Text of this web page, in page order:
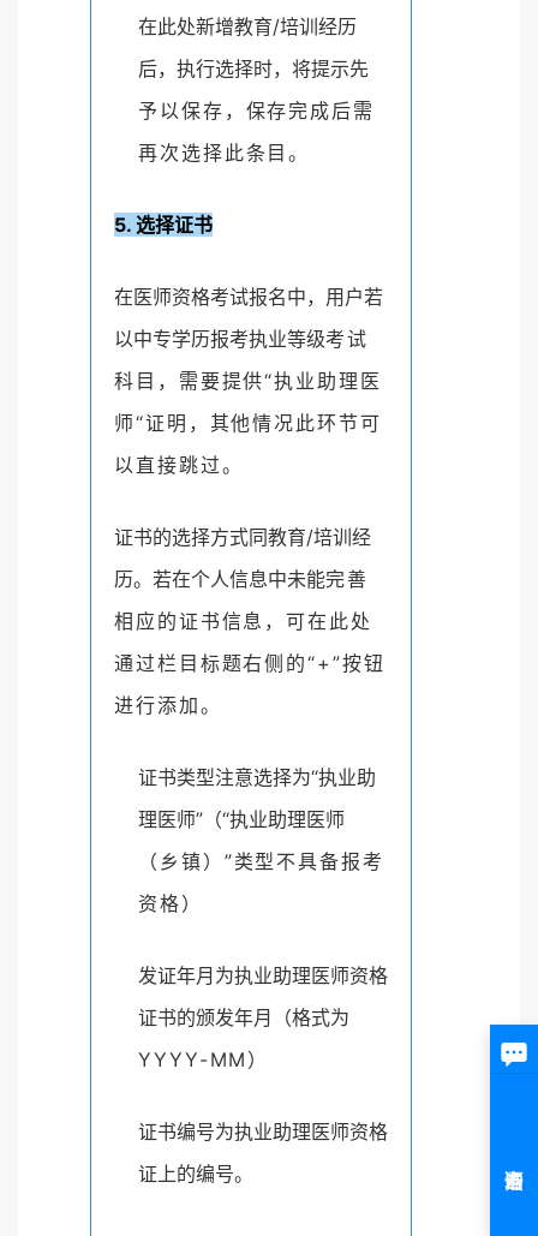
在此处新增教育/培训经历
后，执行选择时，将提示先
予以保存，保存完成后需
再次选择此条目。
5. 选择证书
在医师资格考试报名中，用户若
以中专学历报考执业等级考试
科目，需要提供“执业助理医
师“证明，其他情况此环节可
以直接跳过。
证书的选择方式同教育/培训经
历。若在个人信息中未能完善
相应的证书信息，可在此处
通过栏目标题右侧的“+”按钮
进行添加。
证书类型注意选择为“执业助
理医师”（“执业助理医师
（乡镇）”类型不具备报考
资格）
发证年月为执业助理医师资格
证书的颁发年月（格式为
YYYY-MM）
证书编号为执业助理医师资格
证上的编号。